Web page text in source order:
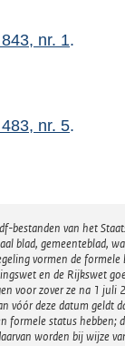
nr. 1.
nr. 5.
bestanden van het
blad, gemeenteblad,
vormen de
en de Rijkswet
voor zover ze na 1 juli
vóór deze datum geldt
formele status hebben;
worden bij wijze